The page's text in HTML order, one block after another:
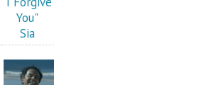
You"
Sia